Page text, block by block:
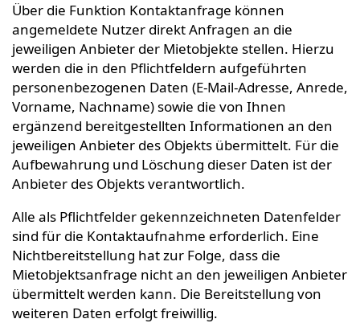
Über die Funktion Kontaktanfrage können
angemeldete Nutzer direkt Anfragen an die
jeweiligen Anbieter der Mietobjekte stellen. Hierzu
werden die in den Pflichtfeldern aufgeführten
personenbezogenen Daten (E-Mail-Adresse, Anrede,
Vorname, Nachname) sowie die von Ihnen
ergänzend bereitgestellten Informationen an den
jeweiligen Anbieter des Objekts übermittelt. Für die
Aufbewahrung und Löschung dieser Daten ist der
Anbieter des Objekts verantwortlich.
Alle als Pflichtfelder gekennzeichneten Datenfelder
sind für die Kontaktaufnahme erforderlich. Eine
Nichtbereitstellung hat zur Folge, dass die
Mietobjektsanfrage nicht an den jeweiligen Anbieter
übermittelt werden kann. Die Bereitstellung von
weiteren Daten erfolgt freiwillig.